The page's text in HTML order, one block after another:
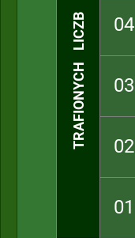
TRAFIONYCH LICZB 04
03
02
01